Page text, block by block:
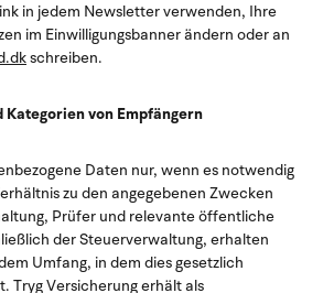
in jedem Newsletter verwenden, Ihre
im Einwilligungsbanner ändern oder an
schreiben.
Kategorien von Empfängern
Daten nur, wenn es notwendig
zu den angegebenen Zwecken
Prüfer und relevante öffentliche
der Steuerverwaltung, erhalten
Umfang, in dem dies gesetzlich
Tryg Versicherung erhält als